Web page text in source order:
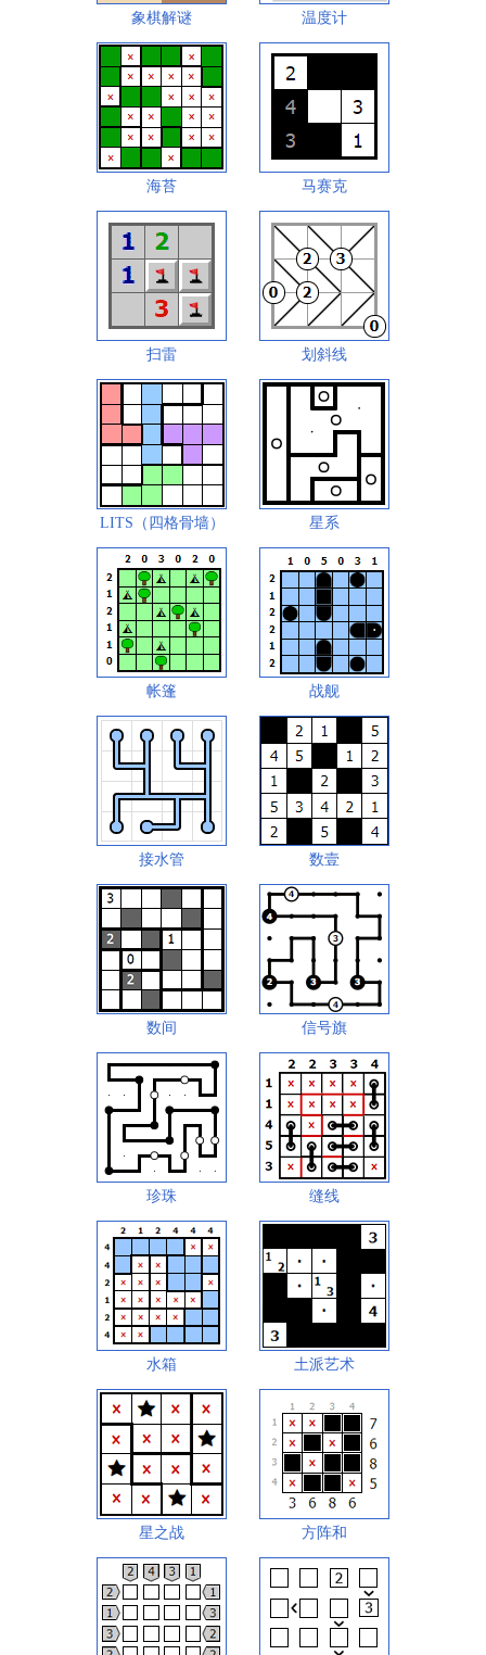
象棋解谜 温度计
海苔 马赛克
扫雷 划斜线
LITS（四格骨墙） 星系
帐篷 战舰
接水管 数壹
数间 信号旗
珍珠 缝线
水箱 土派艺术
星之战 方阵和